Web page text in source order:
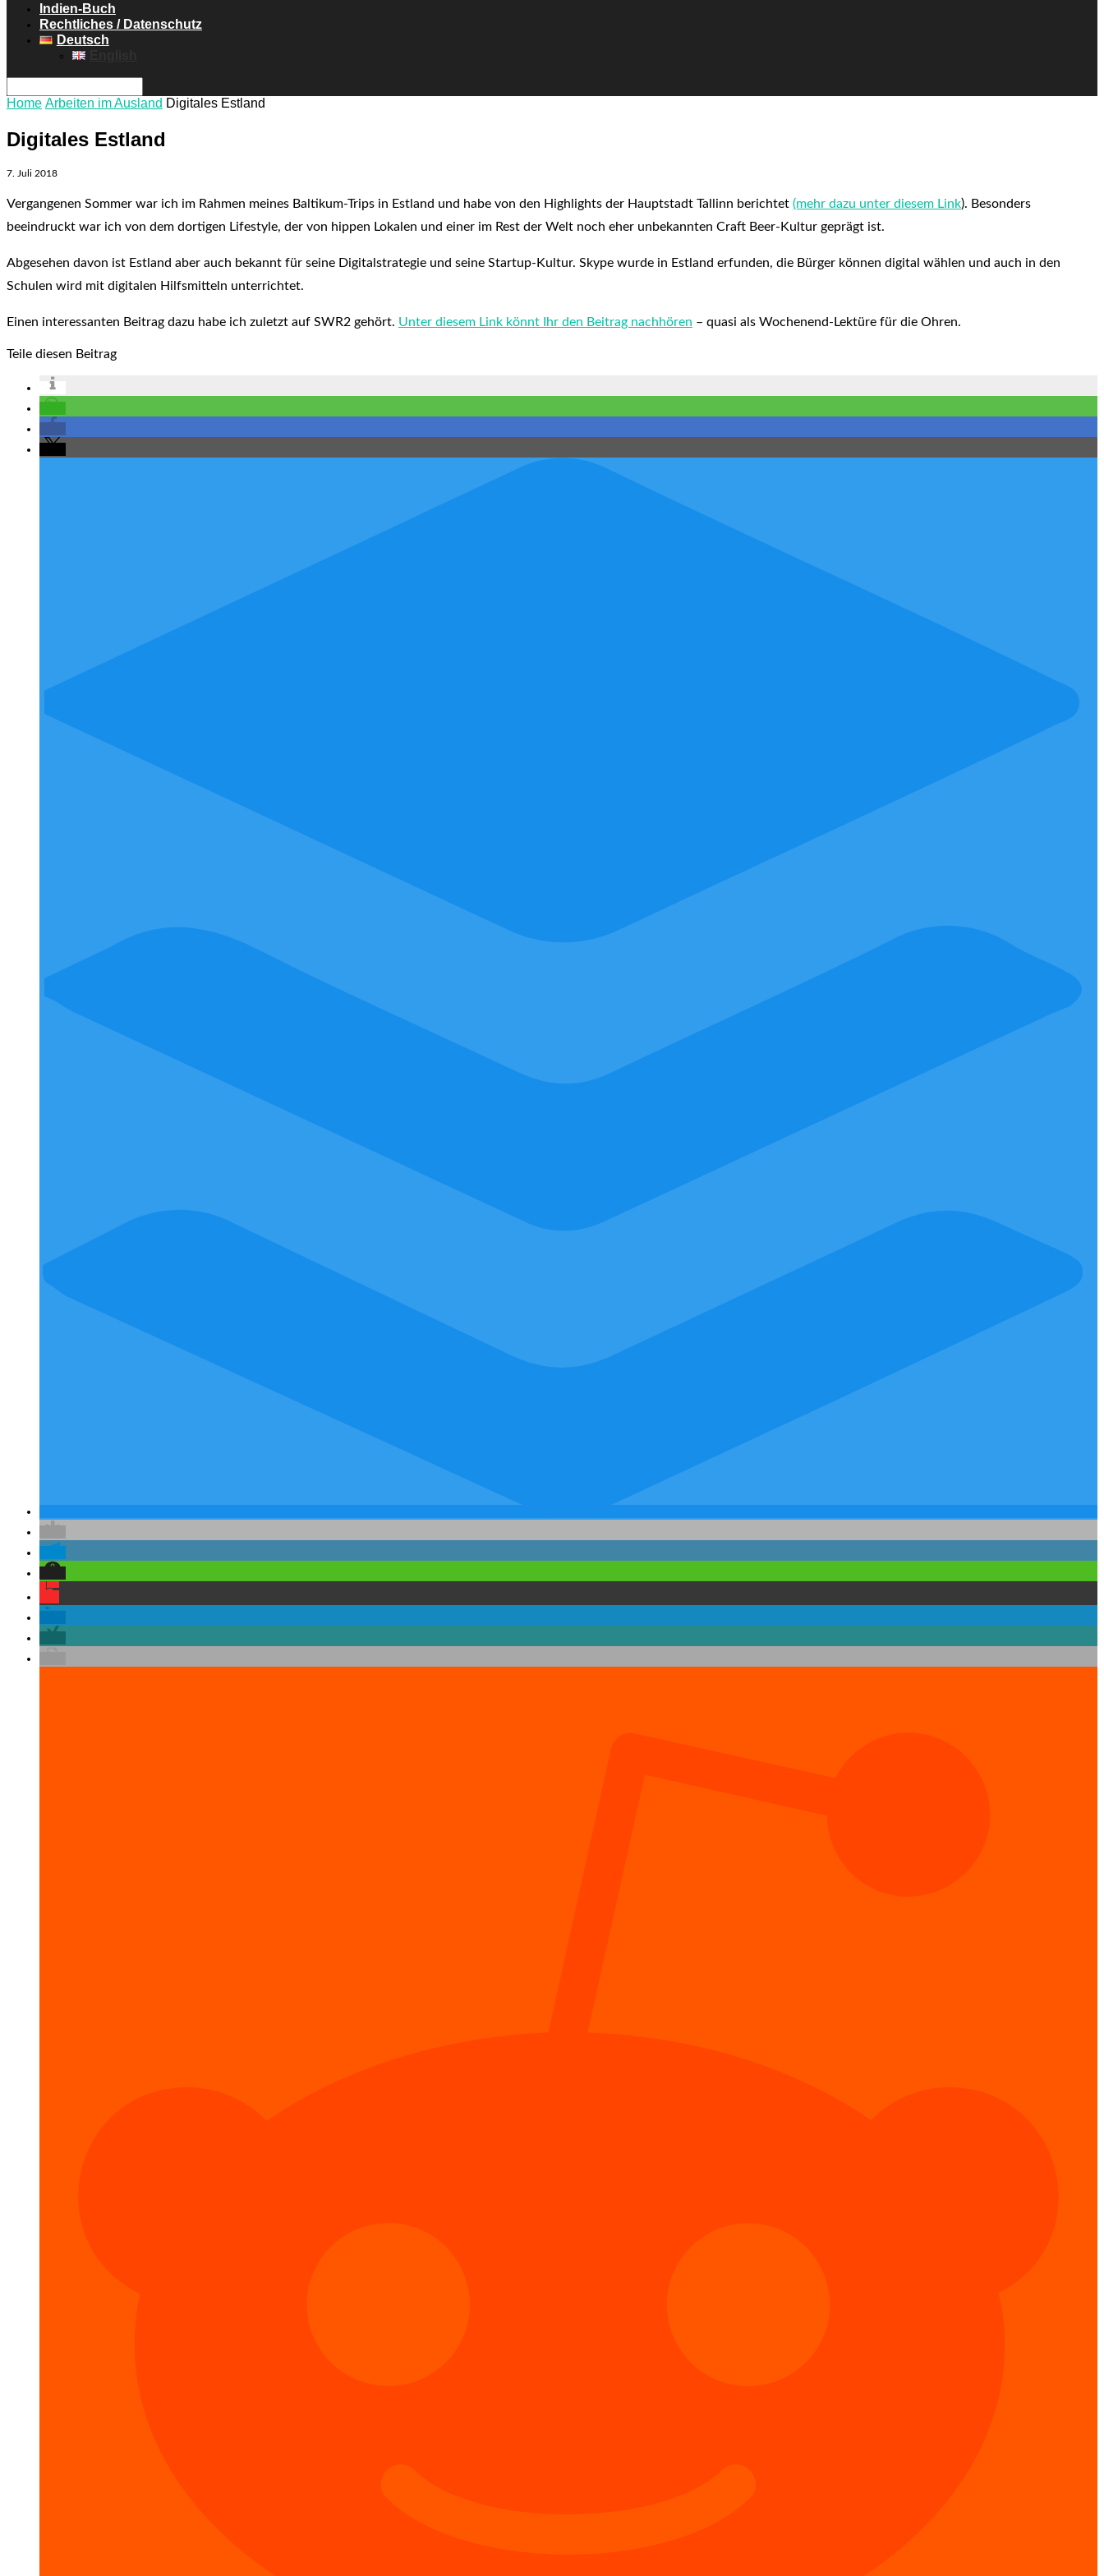
Indien-Buch
Rechtliches / Datenschutz
Deutsch
Home Arbeiten im Ausland Digitales Estland
Digitales Estland
7. Juli 2018
Vergangenen Sommer war ich im Rahmen meines Baltikum-Trips in Estland und habe von den Highlights der Hauptstadt Tallinn berichtet (mehr dazu unter diesem Link). Besonders
beeindruckt war ich von dem dortigen Lifestyle, der von hippen Lokalen und einer im Rest der Welt noch eher unbekannten Craft Beer-Kultur geprägt ist.
Abgesehen davon ist Estland aber auch bekannt für seine Digitalstrategie und seine Startup-Kultur. Skype wurde in Estland erfunden, die Bürger können digital wählen und auch in den
Schulen wird mit digitalen Hilfsmitteln unterrichtet.
Einen interessanten Beitrag dazu habe ich zuletzt auf SWR2 gehört. Unter diesem Link könnt Ihr den Beitrag nachhören – quasi als Wochenend-Lektüre für die Ohren.
Teile diesen Beitrag